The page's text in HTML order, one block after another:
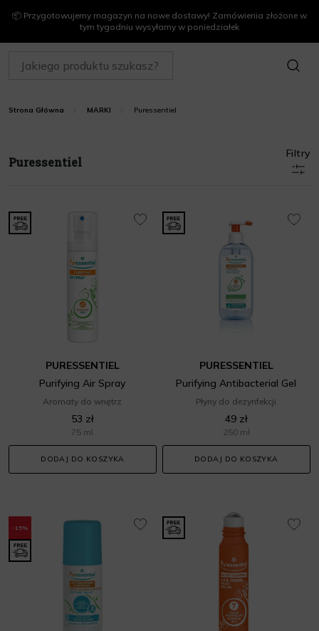
📦 Przygotowujemy magazyn na nowe dostawy! Zamówienia złożone w
tym tygodniu wysyłamy w poniedziałek
SZUKAJ
Strona Główna MARKI Puressentiel
Puressentiel
Filtry
PURESSENTIEL
Purifying Air Spray
Aromaty do wnętrz
53 zł
75 ml
DODAJ DO KOSZYKA
PURESSENTIEL
Purifying Antibacterial Gel
Płyny do dezynfekcji
49 zł
250 ml
DODAJ DO KOSZYKA
-15%